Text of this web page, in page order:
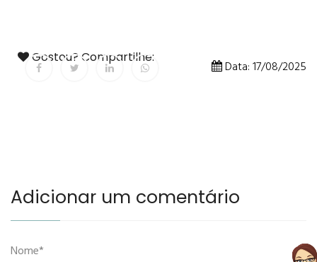
Gostou? Compartilhe:
Data: 17/08/2025
Adicionar um comentário
Nome*